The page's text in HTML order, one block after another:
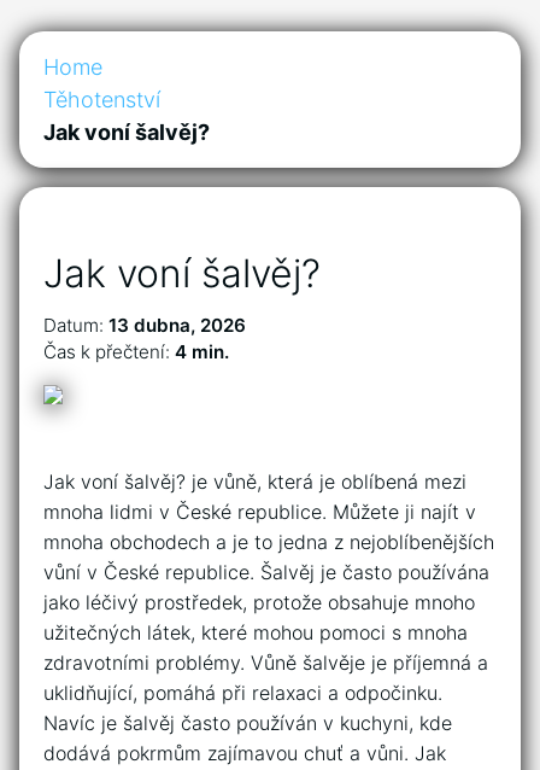
Home
Těhotenství
Jak voní šalvěj?
Jak voní šalvěj?
Datum: 13 dubna, 2026
Čas k přečtení: 4 min.
Jak voní šalvěj? je vůně, která je oblíbená mezi
mnoha lidmi v České republice. Můžete ji najít v
mnoha obchodech a je to jedna z nejoblíbenějších
vůní v České republice. Šalvěj je často používána
jako léčivý prostředek, protože obsahuje mnoho
užitečných látek, které mohou pomoci s mnoha
zdravotními problémy. Vůně šalvěje je příjemná a
uklidňující, pomáhá při relaxaci a odpočinku.
Navíc je šalvěj často používán v kuchyni, kde
dodává pokrmům zajímavou chuť a vůni. Jak